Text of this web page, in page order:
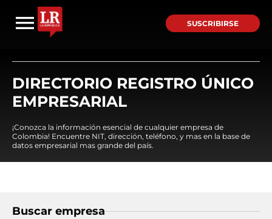
SUSCRIBIRSE
DIRECTORIO REGISTRO ÚNICO
EMPRESARIAL
¡Conozca la información esencial de cualquier empresa de
Colombia! Encuentre NIT, dirección, teléfono, y mas en la base de
datos empresarial mas grande del país.
Buscar empresa